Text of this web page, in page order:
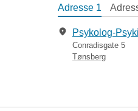
Adresse 1
Psykolog-
Conradisgate 5
Tønsberg